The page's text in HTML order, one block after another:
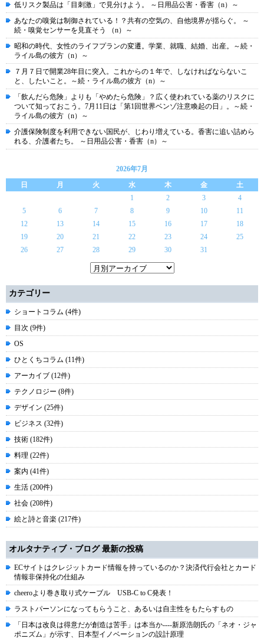
低リスク製品は「目刺激」で見分けよう。 ～日用品公害・香害（n）～
あなたの嗅覚は制御されている！？共有の空気の、自他境界が揺らぐ。 ～
続・嗅覚センサーを見直そう （n）～
昭和の時代、女性のライフプランの変遷。学業、就職、結婚、出産。～続・
ライル島の彼方（n）～
７月７日で開業28年目に突入。これからの１年で、しなければならないこ
と、したいこと。～続・ライル島の彼方（n）～
「飲んだら危険」よりも「やめたら危険」？広く使われている薬のリスクに
ついて知っておこう。7月11日は「第1回世界ベンゾ注意喚起の日」。～続・
ライル島の彼方（n）～
介護保険制度を利用できない国民が、じわり増えている。香害に追い詰めら
れる、介護者たち。 ～日用品公害・香害（n）～
2026年7月
日
月 火 水 木 金
土
1
2 3
4
5
6 7 8 9 10
11
12
13 14 15 16 17
18
19
20 21 22 23 24
25
26
27 28 29 30 31
カテゴリー
ショートコラム (4件)
目次 (9件)
OS
ひとくちコラム (11件)
アーカイブ (12件)
テクノロジー (8件)
デザイン (25件)
ビジネス (32件)
技術 (182件)
料理 (22件)
案内 (41件)
生活 (200件)
社会 (208件)
絵と詩と音楽 (217件)
オルタナティブ・ブログ 最新の投稿
ECサイトはクレジットカード情報を持っているのか？決済代行会社とカード
情報非保持化の仕組み
cheeroより巻き取り式ケーブル USB-C to C発表！
ラストパーソンになってもらうこと、あるいは自主性をもたらすもの
「日本は改良は得意だが創造は苦手」は本当か----新原浩朗氏の「ネオ・ジャ
ポニズム」が示す、日本型イノベーションの設計原理